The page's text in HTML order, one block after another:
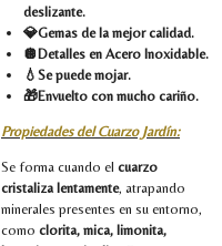
deslizante.
💎Gemas de la mejor calidad.
🪩Detalles en Acero Inoxidable.
💧Se puede mojar.
🎁Envuelto con mucho cariño.
Propiedades del Cuarzo Jardín:
Se forma cuando el cuarzo
cristaliza lentamente, atrapando
minerales presentes en su entorno,
como clorita, mica, limonita,